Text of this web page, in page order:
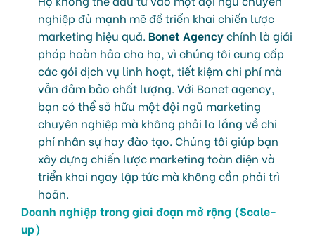
nghiệp đủ mạnh mẽ để triển khai chiến lược
marketing hiệu quả. Bonet Agencychính là giải
pháp hoàn hảo cho họ, vì chúng tôi cung cấp
các gói dịch vụ linh hoạt, tiết kiệm chi phí mà
vẫn đảm bảo chất lượng. Với Bonet agency,
bạn có thể sở hữu một đội ngũ marketing
chuyên nghiệp mà không phải lo lắng về chi
phí nhân sự hay đào tạo. Chúng tôi giúp bạn
xây dựng chiến lược marketing toàn diện và
triển khai ngay lập tức mà không cần phải trì
hoãn.
Doanh nghiệp trong giai đoạn mở rộng (Scale-
up)